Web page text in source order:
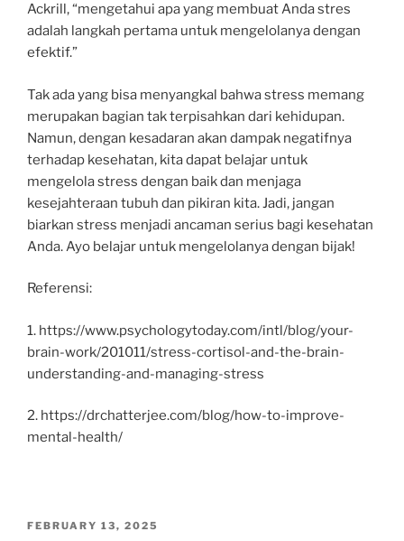
Ackrill, “mengetahui apa yang membuat Anda stres
adalah langkah pertama untuk mengelolanya dengan
efektif.”
Tak ada yang bisa menyangkal bahwa stress memang
merupakan bagian tak terpisahkan dari kehidupan.
Namun, dengan kesadaran akan dampak negatifnya
terhadap kesehatan, kita dapat belajar untuk
mengelola stress dengan baik dan menjaga
kesejahteraan tubuh dan pikiran kita. Jadi, jangan
biarkan stress menjadi ancaman serius bagi kesehatan
Anda. Ayo belajar untuk mengelolanya dengan bijak!
Referensi:
1. https://www.psychologytoday.com/intl/blog/your-
brain-work/201011/stress-cortisol-and-the-brain-
understanding-and-managing-stress
2. https://drchatterjee.com/blog/how-to-improve-
mental-health/
POSTED
FEBRUARY 13, 2025